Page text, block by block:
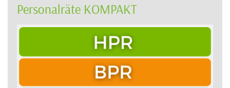
Personalräte KOMPAKT